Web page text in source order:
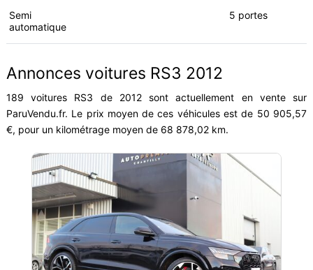
Semi
automatique
5 portes
Annonces voitures RS3 2012
189 voitures RS3 de 2012 sont actuellement en vente sur
ParuVendu.fr. Le prix moyen de ces véhicules est de 50 905,57
€, pour un kilométrage moyen de 68 878,02 km.